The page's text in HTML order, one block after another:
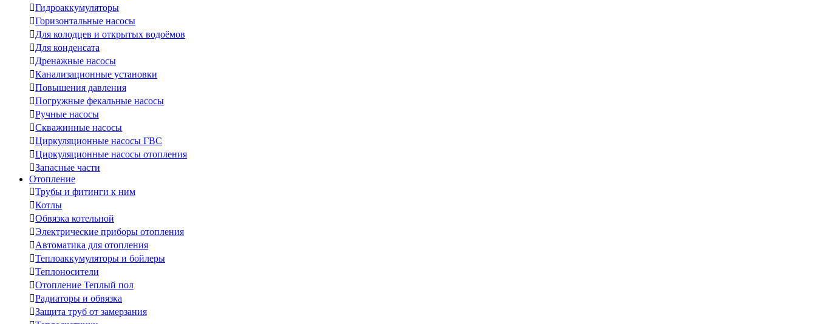
Гидроаккумуляторы
Горизонтальные насосы
Для колодцев и открытых водоёмов
Для конденсата
Дренажные насосы
Канализационные установки
Повышения давления
Погружные фекальные насосы
Ручные насосы
Скважинные насосы
Циркуляционные насосы ГВС
Циркуляционные насосы отопления
Запасные части
Отопление
Трубы и фитинги к ним
Котлы
Обвязка котельной
Электрические приборы отопления
Автоматика для отопления
Теплоаккумуляторы и бойлеры
Теплоносители
Отопление Теплый пол
Радиаторы и обвязка
Защита труб от замерзания